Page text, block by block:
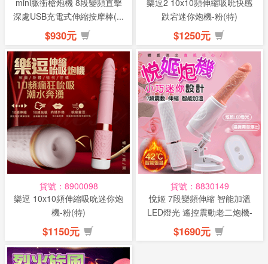
mini脈衝槍炮機 8段變頻直擊
深處USB充電式伸縮按摩棒(...
$930元
樂逗2 10x10頻伸縮吸吮快感
跌宕迷你炮機-粉(特)
$1250元
貨號：8900098
樂逗 10x10頻伸縮吸吮迷你炮
機-粉(特)
$1150元
貨號：8830149
悅姬 7段變頻伸縮 智能加溫
LED燈光 遙控震動老二炮機-
(...
$1690元